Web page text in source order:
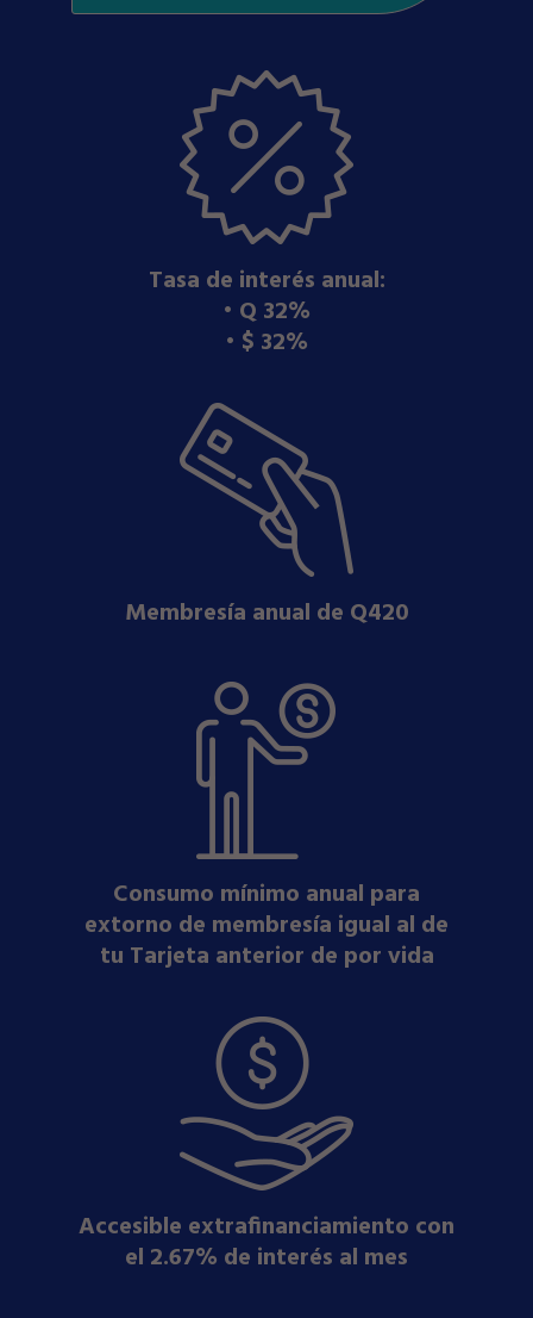
Tasa de interés anual:
•⁠ ⁠Q 32%
•⁠ ⁠$ 32%
Membresía anual de Q420
Consumo mínimo anual para
extorno de membresía igual al de
tu Tarjeta anterior de por vida
Accesible extrafinanciamiento con
el 2.67% de interés al mes